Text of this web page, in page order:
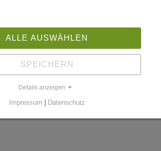
ALLE AUSWÄHLEN
SPEICHERN
Details anzeigen
Impressum Datenschutz